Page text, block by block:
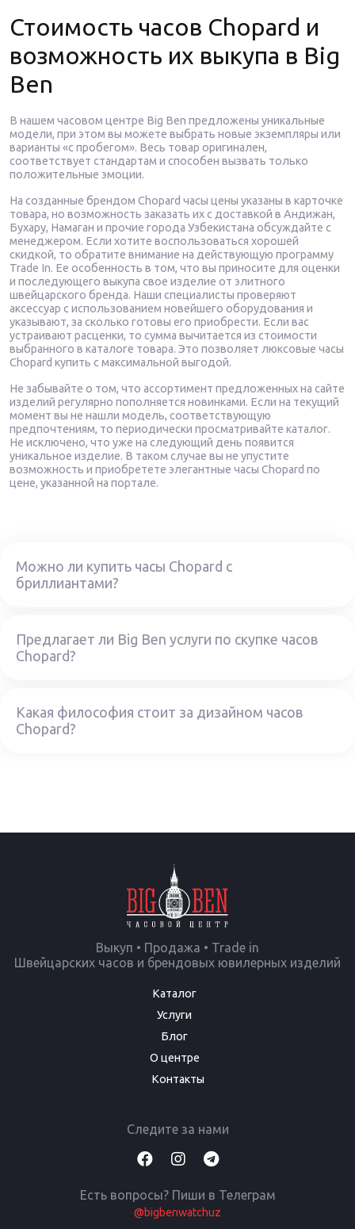
Стоимость часов Chopard и
возможность их выкупа в Big
Ben
В нашем часовом центре Big Ben предложены уникальные
модели, при этом вы можете выбрать новые экземпляры или
варианты «с пробегом». Весь товар оригинален,
соответствует стандартам и способен вызвать только
положительные эмоции.
На созданные брендом Chopard часы цены указаны в карточке
товара, но возможность заказать их с доставкой в Андижан,
Бухару, Намаган и прочие города Узбекистана обсуждайте с
менеджером. Если хотите воспользоваться хорошей
скидкой, то обратите внимание на действующую программу
Trade In. Ее особенность в том, что вы приносите для оценки
и последующего выкупа свое изделие от элитного
швейцарского бренда. Наши специалисты проверяют
аксессуар с использованием новейшего оборудования и
указывают, за сколько готовы его приобрести. Если вас
устраивают расценки, то сумма вычитается из стоимости
выбранного в каталоге товара. Это позволяет люксовые часы
Chopard купить с максимальной выгодой.
Не забывайте о том, что ассортимент предложенных на сайте
изделий регулярно пополняется новинками. Если на текущий
момент вы не нашли модель, соответствующую
предпочтениям, то периодически просматривайте каталог.
Не исключено, что уже на следующий день появится
уникальное изделие. В таком случае вы не упустите
возможность и приобретете элегантные часы Chopard по
цене, указанной на портале.
Можно ли купить часы Chopard с
бриллиантами?
Предлагает ли Big Ben услуги по скупке часов
Chopard?
Какая философия стоит за дизайном часов
Chopard?
Выкуп • Продажа • Trade in
Швейцарских часов и брендовых ювилерных изделий
Каталог
Услуги
Блог
О центре
Контакты
Следите за нами
Есть вопросы? Пиши в Телеграм
@bigbenwatchuz